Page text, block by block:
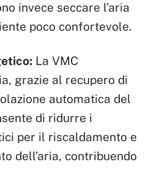
invece seccare l’aria
poco confortevole.
La VMC
grazie al recupero di
automatica del
di ridurre i
per il riscaldamento e
dell’aria, contribuendo